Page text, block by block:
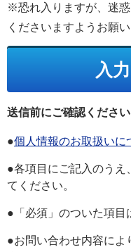
※恐れ入りますが、迷
くださいますようお願い
送信前にご確認ください
●個人情報のお取扱いに
●各項目にご記入のうえ
てください。
●「必須」のついた項目
●お問い合わせ内容によ